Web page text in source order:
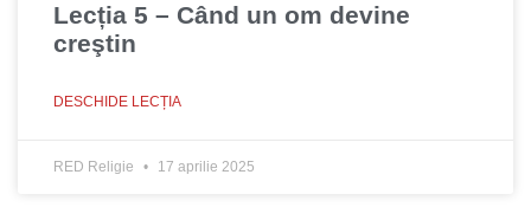
Lecția 5 – Când un om devine
creştin
DESCHIDE LECȚIA
RED Religie 17 aprilie 2025